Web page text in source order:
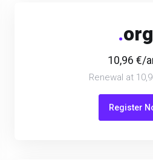
.org
10,96 €/
Renewal at
Register